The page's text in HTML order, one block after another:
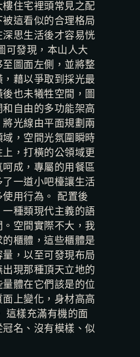
住宅裡頭常見之配
這看似的合理格局
思生活後才容易恍
可發現，本山人大
圖面左側，並將整
藉以爭取到採光最
也未犧牲空間，圖
自由的多功能架高
光線由平面規劃兩
，空間光氛圍瞬時
，打橫的公領域更
成，專屬的用餐區
一道小吧檯讓生活
用行為。 配置後
一種類現代主義的語
空間實際不大，我
櫃體，這些櫃體是
，以至可發現布局
現那種頂天立地的
體在它們該是的位
上變化，身材高高
這樣充滿有機的面
名、沒有模樣、似